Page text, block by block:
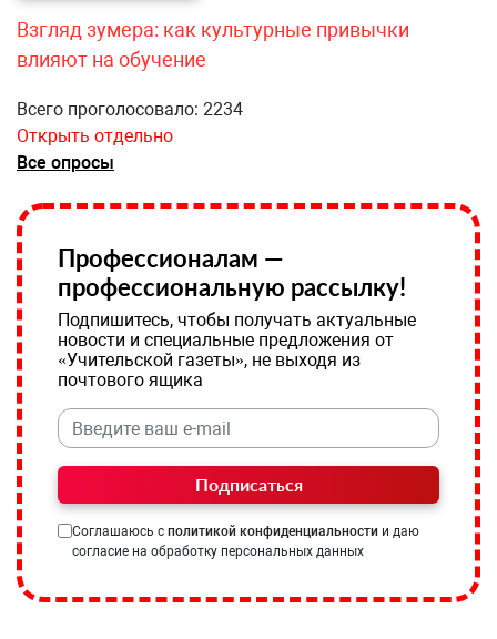
Взгляд зумера: как культурные привычки
влияют на обучение
Всего проголосовало: 2234
Открыть отдельно
Все опросы
Профессионалам —
профессиональную рассылку!
Подпишитесь, чтобы получать актуальные
новости и специальные предложения от
«Учительской газеты», не выходя из
почтового ящика
Подписаться
Соглашаюсь с политикой конфиденциальности и даю
согласие на обработку персональных данных